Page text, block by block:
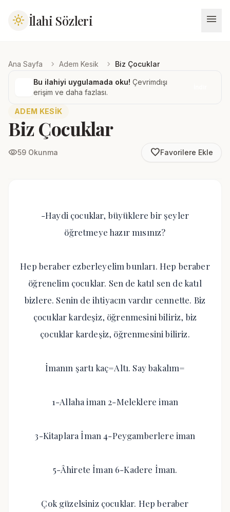
light_mode İlahi Sözleri menu
Ana Sayfa chevron_right Adem Kesik chevron_right Biz Çocuklar
Bu ilahiyi uygulamada oku! Çevrimdışı
erişim ve daha fazlası.
ADEM KESIK
Biz Çocuklar
visibility59 Okunma favorite_borderFavorilere Ekle
-Haydi çocuklar, büyüklere bir şeyler
öğretmeye hazır mısınız?
Hep beraber ezberleyelim bunları. Hep beraber
öğrenelim çocuklar. Sen de katıl sen de katıl
bizlere. Senin de ihtiyacın vardır cennette. Biz
çocuklar kardeşiz, öğrenmesini biliriz, biz
çocuklar kardeşiz, öğrenmesini biliriz.
İmanın şartı kaç=Altı. Say bakalım=
1-Allaha iman 2-Meleklere iman
3-Kitaplara İman 4-Peygamberlere iman
5-Âhirete İman 6-Kadere İman.
Çok güzelsiniz çocuklar. Hep beraber